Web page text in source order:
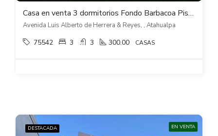
Casa en venta 3 dormitorios Fondo Barbacoa Piscina Cocheras en Atahualpa
Avenida Luis Alberto de Herrera & Reyes, , Atahualpa
75542 3 3 300.00 CASAS
DESTACADA EN VENTA